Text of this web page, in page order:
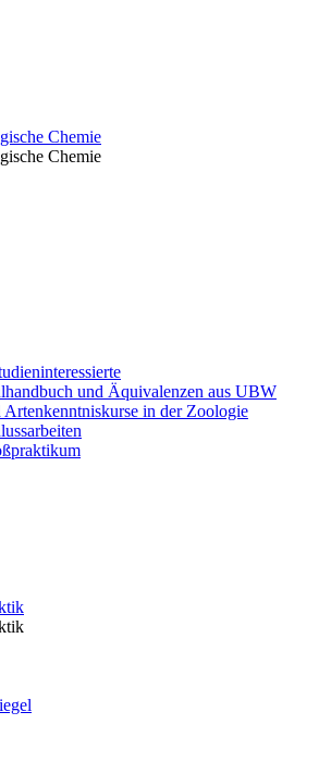
Chemie
Chemie
und Äquivalenzen aus UBW
in der Zoologie